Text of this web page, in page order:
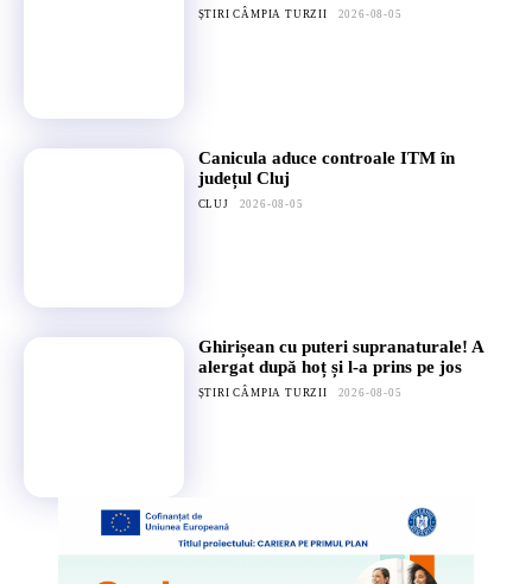
ȘTIRI CÂMPIA TURZII 2026-08-05
Canicula aduce controale ITM în
județul Cluj
CLUJ 2026-08-05
Ghirișean cu puteri supranaturale! A
alergat după hoț și l-a prins pe jos
ȘTIRI CÂMPIA TURZII 2026-08-05